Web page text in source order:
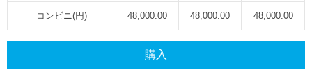
コンビニ(円) 48,000.00 48,000.00 48,000.00
購入